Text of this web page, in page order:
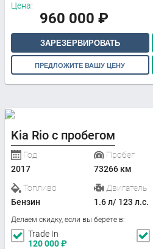
Цена:
960 000 ₽
ЗАРЕЗЕРВИРОВАТЬ
ПРЕДЛОЖИТЕ ВАШУ ЦЕНУ
Kia Rio с пробегом
Год
2017
Пробег
73266 км
Топливо
Бензин
Двигатель
1.6 л/ 123 л.с.
Делаем скидку, если вы берете в:
Trade In
120 000₽